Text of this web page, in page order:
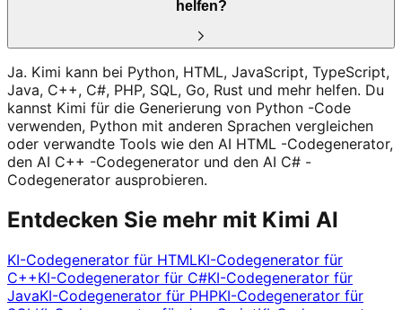
helfen?
Ja. Kimi kann bei Python, HTML, JavaScript, TypeScript,
Java, C++, C#, PHP, SQL, Go, Rust und mehr helfen. Du
kannst Kimi für die Generierung von Python -Code
verwenden, Python mit anderen Sprachen vergleichen
oder verwandte Tools wie den AI HTML -Codegenerator,
den AI C++ -Codegenerator und den AI C# -
Codegenerator ausprobieren.
Entdecken Sie mehr mit Kimi AI
KI-Codegenerator für HTMLKI-Codegenerator für
C++KI-Codegenerator für C#KI-Codegenerator für
JavaKI-Codegenerator für PHPKI-Codegenerator für